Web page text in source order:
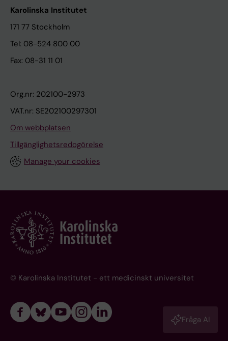
Karolinska Institutet
171 77 Stockholm
Tel: 08-524 800 00
Fax: 08-31 11 01
Org.nr: 202100-2973
VAT.nr: SE202100297301
Om webbplatsen
Tillgänglighetsredogörelse
Manage your cookies
© Karolinska Institutet - ett medicinskt universitet
Fråga AI